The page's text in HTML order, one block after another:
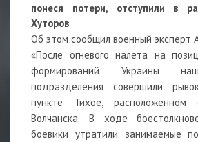
понеся потери, отступили в
Хуторов
Об этом сообщил военный эксперт
«После огневого налета на
формирований Украины
подразделения совершили
пункте Тихое, расположенном
Волчанска. В ходе
боевики утратили занимаемые